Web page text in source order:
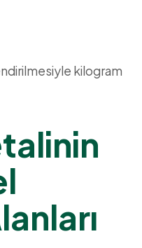
kilogram